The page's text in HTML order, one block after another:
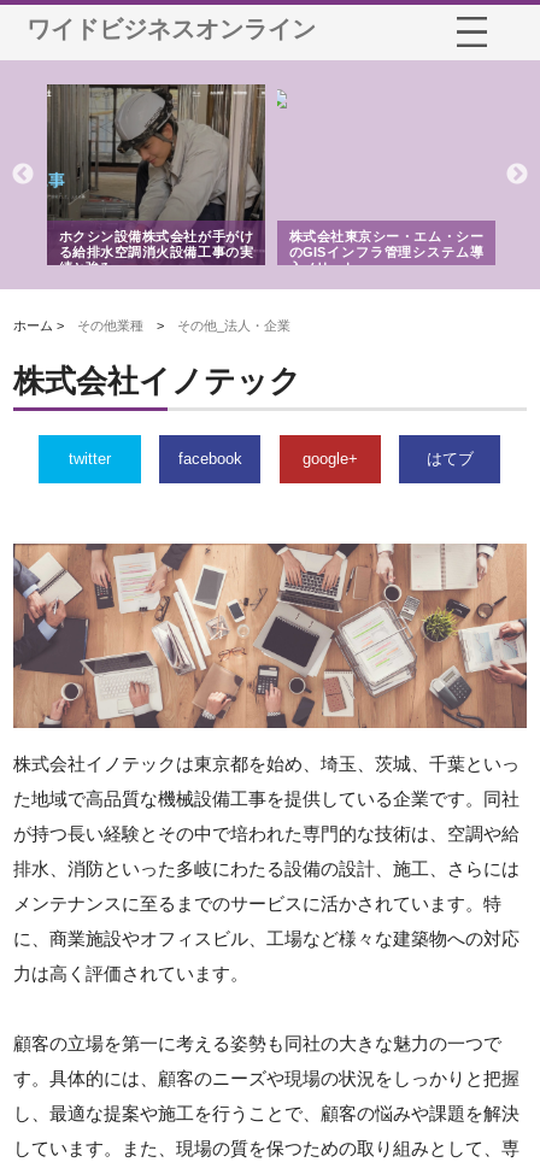
ワイドビジネスオンライン
ホクシン設備株式会社が手がけ
る給排水空調消火設備工事の実
績と強み
株式会社東京シー・エム・シー
のGISインフラ管理システム導
入メリット
ホーム > その他業種 > その他_法人・企業
株式会社イノテック
twitter facebook google+ はてブ
株式会社イノテックは東京都を始め、埼玉、茨城、千葉といっ
た地域で高品質な機械設備工事を提供している企業です。同社
が持つ長い経験とその中で培われた専門的な技術は、空調や給
排水、消防といった多岐にわたる設備の設計、施工、さらには
メンテナンスに至るまでのサービスに活かされています。特
に、商業施設やオフィスビル、工場など様々な建築物への対応
力は高く評価されています。
顧客の立場を第一に考える姿勢も同社の大きな魅力の一つで
す。具体的には、顧客のニーズや現場の状況をしっかりと把握
し、最適な提案や施工を行うことで、顧客の悩みや課題を解決
しています。また、現場の質を保つための取り組みとして、専